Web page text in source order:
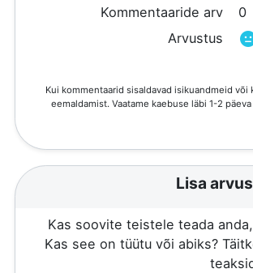
Kommentaaride arv
0
Arvustus
Kui kommentaarid sisaldavad isikuandmeid
eemaldamist. Vaatame kaebuse läbi 1-2
Lisa
Kas soovite teistele teada
Kas see on tüütu või abiks?